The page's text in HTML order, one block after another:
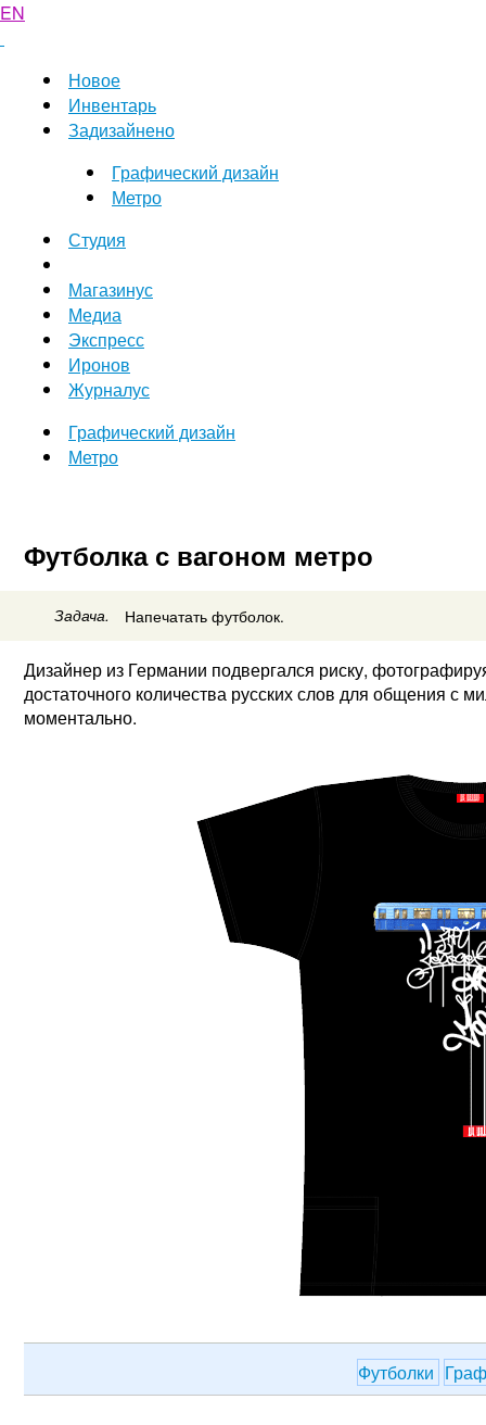
EN
Новое
Инвентарь
Задизайнено
Графический дизайн
Метро
Студия
Магазинус
Медиа
Экспресс
Иронов
Журналус
Графический дизайн
Метро
Футболка с вагоном метро
Задача. Напечатать футболок.
Дизайнер из Германии подвергался риску,
достаточного количества русских слов для общения с
моментально.
Футболки